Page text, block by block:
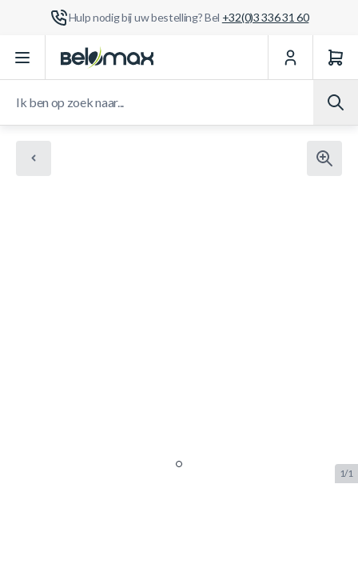
Hulp nodig bij uw bestelling? Bel +32(0)3 336 31 60
Ga naar de inhoud
1/1